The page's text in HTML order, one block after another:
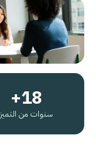
18+
سنوات من التميز